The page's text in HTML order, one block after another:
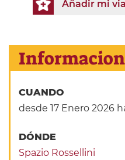
Añadir mi
CUANDO
desde 17 Enero 2026
DÓNDE
Spazio Rossellini